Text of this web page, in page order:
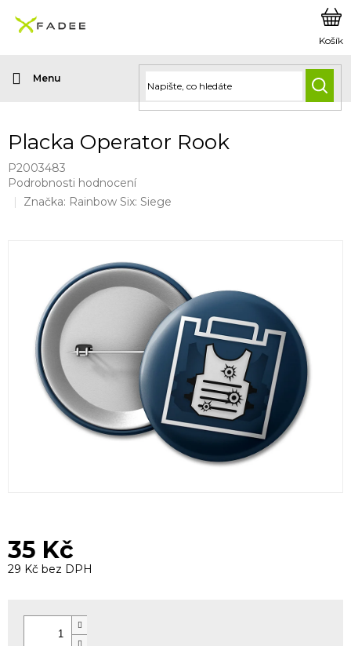
obsah
Placka Operator Rook
P2003483
Průměrné
hodnocení
hvězdiček.
Podrobnosti hodnocení
Značka: Rainbow Six: Siege
35 Kč
29 Kč bez DPH